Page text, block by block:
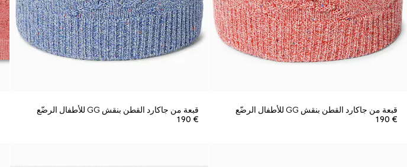
قبعة من جاكارد القطن بنقش GG للأطفال الرضّع
€ 190
قبعة من جاكارد القطن بنقش GG للأطفال الرضّع
€ 190